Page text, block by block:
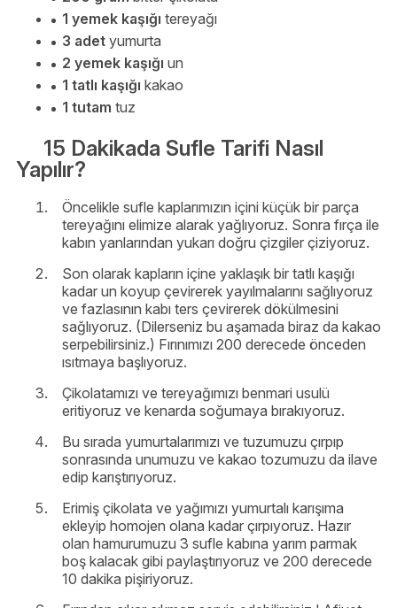
1 yemek kaşığı tereyağı
3 adet yumurta
2 yemek kaşığı un
1 tatlı kaşığı kakao
1 tutam tuz
15 Dakikada Sufle Tarifi Nasıl
Yapılır?
Öncelikle sufle kaplarımızın içini küçük bir parça
tereyağını elimize alarak yağlıyoruz. Sonra fırça ile
kabın yanlarından yukarı doğru çizgiler çiziyoruz.
Son olarak kapların içine yaklaşık bir tatlı kaşığı
kadar un koyup çevirerek yayılmalarını sağlıyoruz
ve fazlasının kabı ters çevirerek dökülmesini
sağlıyoruz. (Dilerseniz bu aşamada biraz da kakao
serpebilirsiniz.) Fırınımızı 200 derecede önceden
ısıtmaya başlıyoruz.
Çikolatamızı ve tereyağımızı benmari usulü
eritiyoruz ve kenarda soğumaya bırakıyoruz.
Bu sırada yumurtalarımızı ve tuzumuzu çırpıp
sonrasında unumuzu ve kakao tozumuzu da ilave
edip karıştırıyoruz.
Erimiş çikolata ve yağımızı yumurtalı karışıma
ekleyip homojen olana kadar çırpıyoruz. Hazır
olan hamurumuzu 3 sufle kabına yarım parmak
boş kalacak gibi paylaştırıyoruz ve 200 derecede
10 dakika pişiriyoruz.